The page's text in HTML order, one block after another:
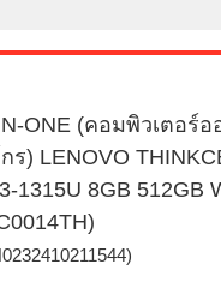
ONE (คอมพิวเตอร์
ร) LENOVO
1315U 8GB 512GB